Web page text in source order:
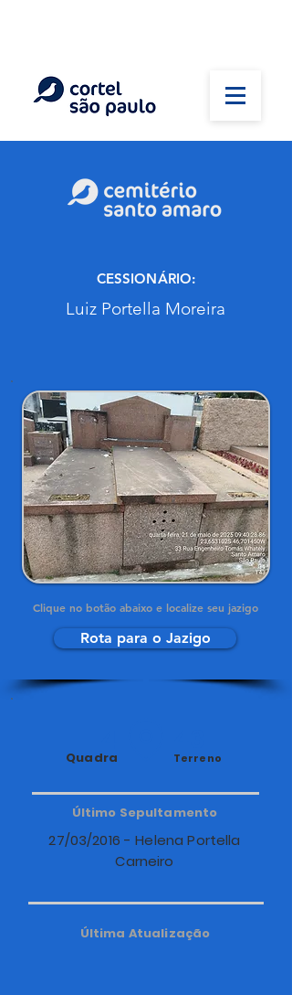
CESSIONÁRIO:
Luiz Portella Moreira
Clique no botão abaixo e localize seu jazigo
Rota para o Jazigo
Quadra Terreno
Último Sepultamento
27/03/2016 - Helena Portella
Carneiro
Última Atualização